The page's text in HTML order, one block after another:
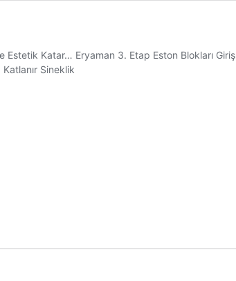
Estetik Katar… Eryaman 3. Etap Eston Blokları
Sineklik